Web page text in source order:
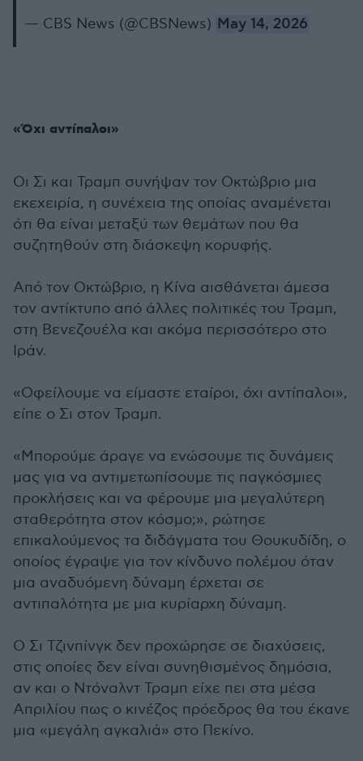
— CBS News (@CBSNews) May 14, 2026
«Όχι αντίπαλοι»
Οι Σι και Τραμπ συνήψαν τον Οκτώβριο μια
εκεχειρία, η συνέχεια της οποίας αναμένεται
ότι θα είναι μεταξύ των θεμάτων που θα
συζητηθούν στη διάσκεψη κορυφής.
Από τον Οκτώβριο, η Κίνα αισθάνεται άμεσα
τον αντίκτυπο από άλλες πολιτικές του Τραμπ,
στη Βενεζουέλα και ακόμα περισσότερο στο
Ιράν.
«Οφείλουμε να είμαστε εταίροι, όχι αντίπαλοι»,
είπε ο Σι στον Τραμπ.
«Μπορούμε άραγε να ενώσουμε τις δυνάμεις
μας για να αντιμετωπίσουμε τις παγκόσμιες
προκλήσεις και να φέρουμε μια μεγαλύτερη
σταθερότητα στον κόσμο;», ρώτησε
επικαλούμενος τα διδάγματα του Θουκυδίδη, ο
οποίος έγραψε για τον κίνδυνο πολέμου όταν
μια αναδυόμενη δύναμη έρχεται σε
αντιπαλότητα με μια κυρίαρχη δύναμη.
Ο Σι Τζινπίνγκ δεν προχώρησε σε διαχύσεις,
στις οποίες δεν είναι συνηθισμένος δημόσια,
αν και ο Ντόναλντ Τραμπ είχε πει στα μέσα
Απριλίου πως ο κινέζος πρόεδρος θα του έκανε
μια «μεγάλη αγκαλιά» στο Πεκίνο.